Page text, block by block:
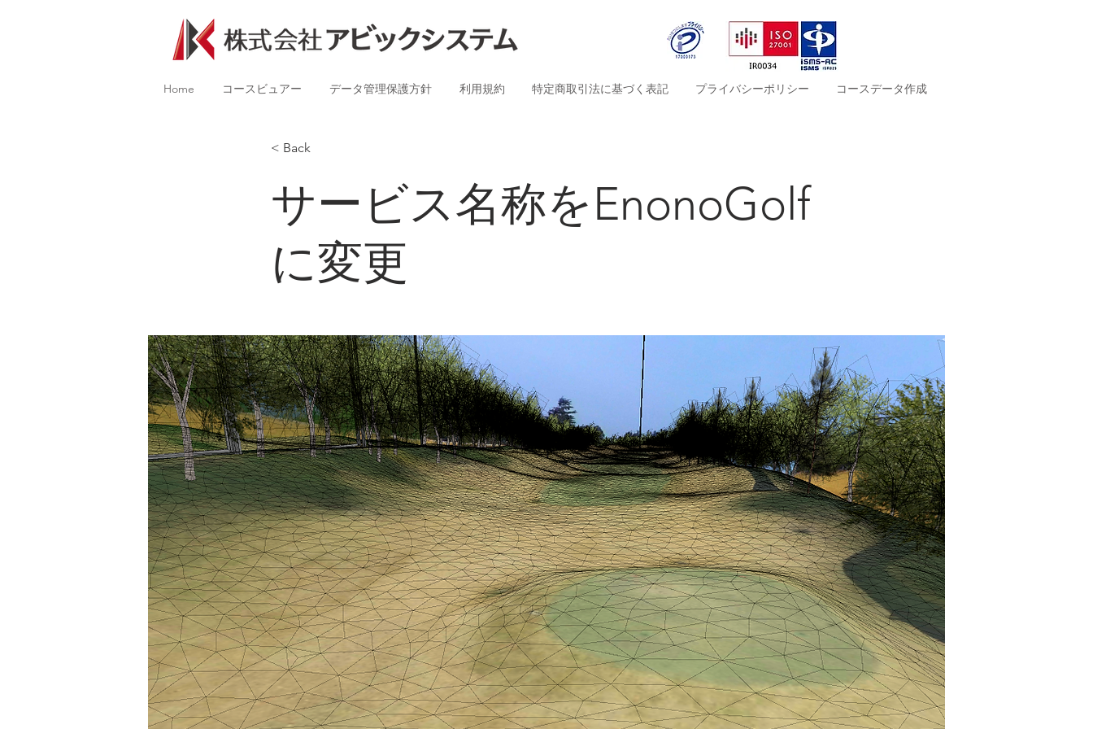
Home コースビュアー データ管理保護方針 利用規約 特定商取引法に基づく表記 プライバシーポリシー コースデータ作成
< Back
サービス名称をEnonoGolf
に変更